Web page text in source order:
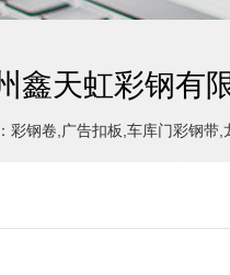
鑫天虹彩钢有
彩钢卷,广告扣板,车库门彩钢带